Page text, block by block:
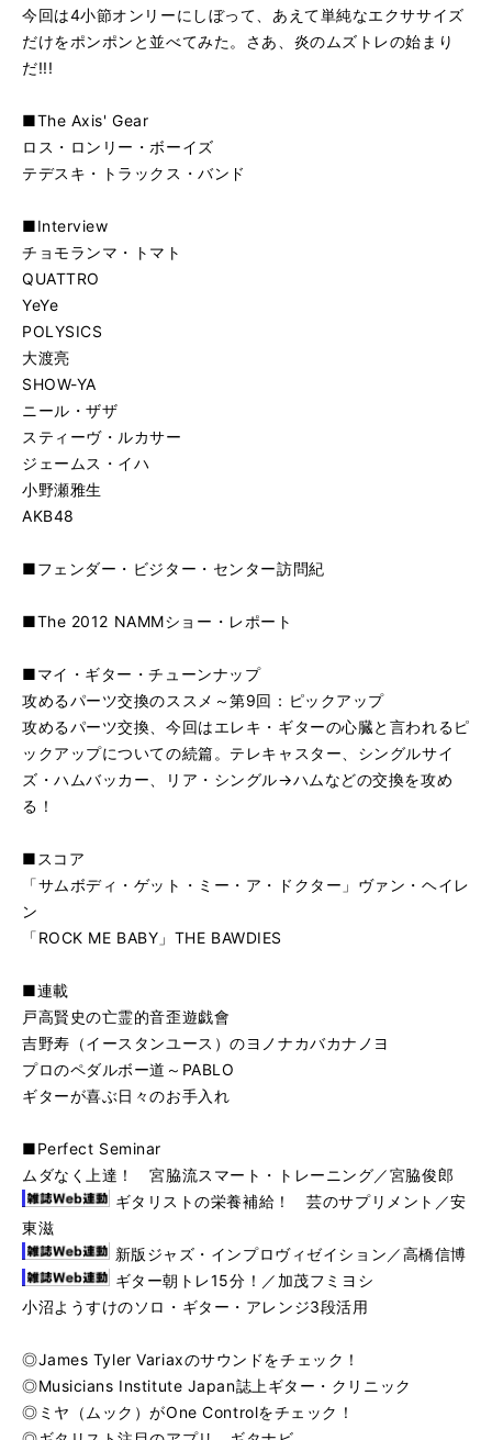
今回は4小節オンリーにしぼって、あえて単純なエクササイズ
だけをポンポンと並べてみた。さあ、炎のムズトレの始まり
だ!!!
■The Axis' Gear
ロス・ロンリー・ボーイズ
テデスキ・トラックス・バンド
■Interview
チョモランマ・トマト
QUATTRO
YeYe
POLYSICS
大渡亮
SHOW-YA
ニール・ザザ
スティーヴ・ルカサー
ジェームス・イハ
小野瀬雅生
AKB48
■フェンダー・ビジター・センター訪問紀
■The 2012 NAMMショー・レポート
■マイ・ギター・チューンナップ
攻めるパーツ交換のススメ～第9回：ピックアップ
攻めるパーツ交換、今回はエレキ・ギターの心臓と言われるピ
ックアップについての続篇。テレキャスター、シングルサイ
ズ・ハムバッカー、リア・シングル→ハムなどの交換を攻め
る！
■スコア
「サムボディ・ゲット・ミー・ア・ドクター」ヴァン・ヘイレ
ン
「ROCK ME BABY」THE BAWDIES
■連載
戸高賢史の亡霊的音歪遊戯會
吉野寿（イースタンユース）のヨノナカバカナノヨ
プロのペダルボー道～PABLO
ギターが喜ぶ日々のお手入れ
■Perfect Seminar
ムダなく上達！ 宮脇流スマート・トレーニング／宮脇俊郎
ギタリストの栄養補給！ 芸のサプリメント／安
東滋
新版ジャズ・インプロヴィゼイション／高橋信博
ギター朝トレ15分！／加茂フミヨシ
小沼ようすけのソロ・ギター・アレンジ3段活用
◎James Tyler Variaxのサウンドをチェック！
◎Musicians Institute Japan誌上ギター・クリニック
◎ミヤ（ムック）がOne Controlをチェック！